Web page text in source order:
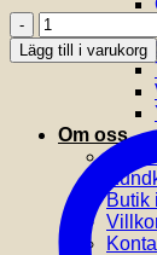
Om oss
Om
Butik
BY
BILLGREN
-
Stål
mängd
Lägg till i varukorg